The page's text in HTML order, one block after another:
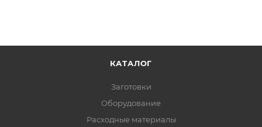
КАТАЛОГ
Заготовки
Оборудование
Расходные материалы